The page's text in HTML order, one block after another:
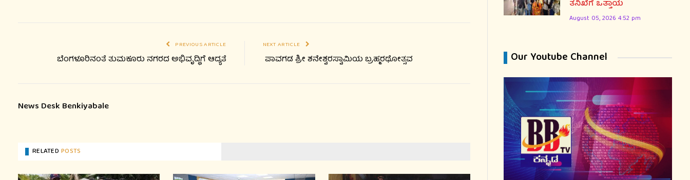
PREVIOUS ARTICLE
ಬೆಂಗಳೂರಿನಂತೆ ತುಮಕೂರು ನಗರದ ಅಭಿವೃದ್ಧಿಗೆ ಆದ್ಯತೆ
NEXT ARTICLE
ಪಾವಗಡ ಶ್ರೀ ಶನೇಶ್ವರಸ್ವಾಮಿಯ ಬ್ರಹ್ಮರಥೋತ್ಸವ
News Desk Benkiyabale
RELATEDPOSTS
ತನಿಖೆಗೆ ಒತ್ತಾಯ
August 05, 2026 4:52 pm
Our Youtube Channel